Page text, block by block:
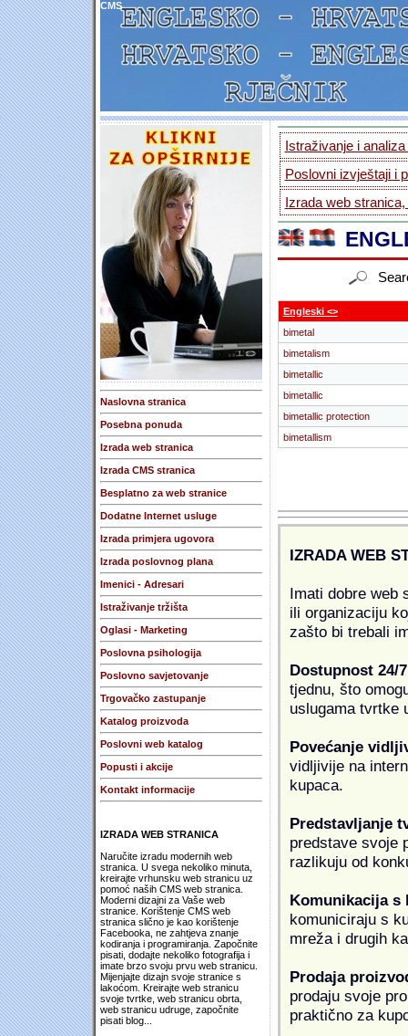
CMS
Naslovna stranica
Posebna ponuda
Izrada web stranica
Izrada CMS stranica
Besplatno za web stranice
Dodatne Internet usluge
Izrada primjera ugovora
Izrada poslovnog plana
Imenici - Adresari
Istraživanje tržišta
Oglasi - Marketing
Poslovna psihologija
Poslovno savjetovanje
Trgovačko zastupanje
Katalog proizvoda
Poslovni web katalog
Popusti i akcije
Kontakt informacije
IZRADA WEB STRANICA
Naručite izradu modernih web
stranica. U svega nekoliko minuta,
kreirajte vrhunsku web stranicu uz
pomoć naših CMS web stranica.
Moderni dizajni za Vaše web
stranice. Korištenje CMS web
stranica slično je kao korištenje
Facebooka, ne zahtjeva znanje
kodiranja i programiranja. Započnite
pisati, dodajte nekoliko fotografija i
imate brzo svoju prvu web stranicu.
Mijenjajte dizajn svoje stranice s
lakoćom. Kreirajte web stranicu
svoje tvrtke, web stranicu obrta,
web stranicu udruge, započnite
pisati blog...
Istraživanje i
Poslovni izvještaji i
Izrada web
Engleski <>
bimetal
bimetalism
bimetallic
bimetallic
bimetallic protection
bimetallism
IZRADA WEB
Imati dobre web
ili organizaciju
zašto bi trebali
Dostupnost 24/7
tjednu, što
uslugama tvrtke
Povećanje
vidljivije na
kupaca.
Predstavljanje
predstave svoje
razlikuju od
Komunikacija s
komuniciraju s
mreža i drugih
Prodaja
prodaju svoje
praktično za